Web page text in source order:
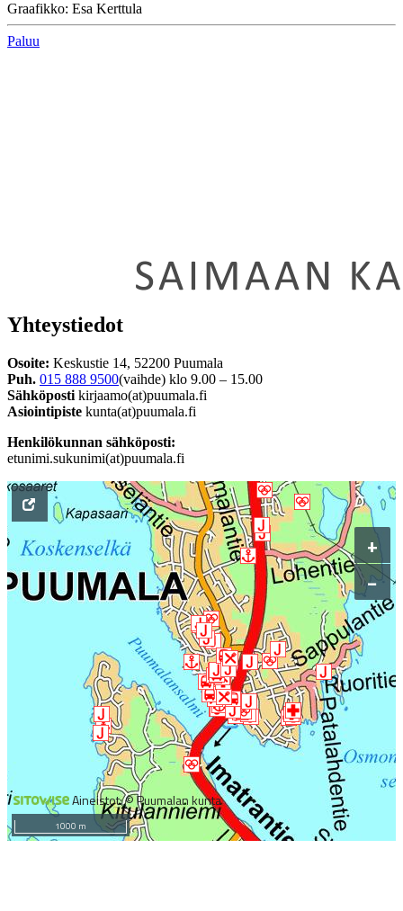
Graafikko: Esa Kerttula
Paluu
Yhteystiedot
Osoite: Keskustie 14, 52200 Puumala
Puh. 015 888 9500(vaihde) klo 9.00 – 15.00
Sähköposti kirjaamo(at)puumala.fi
Asiointipiste kunta(at)puumala.fi
Henkilökunnan sähköposti:
etunimi.sukunimi(at)puumala.fi